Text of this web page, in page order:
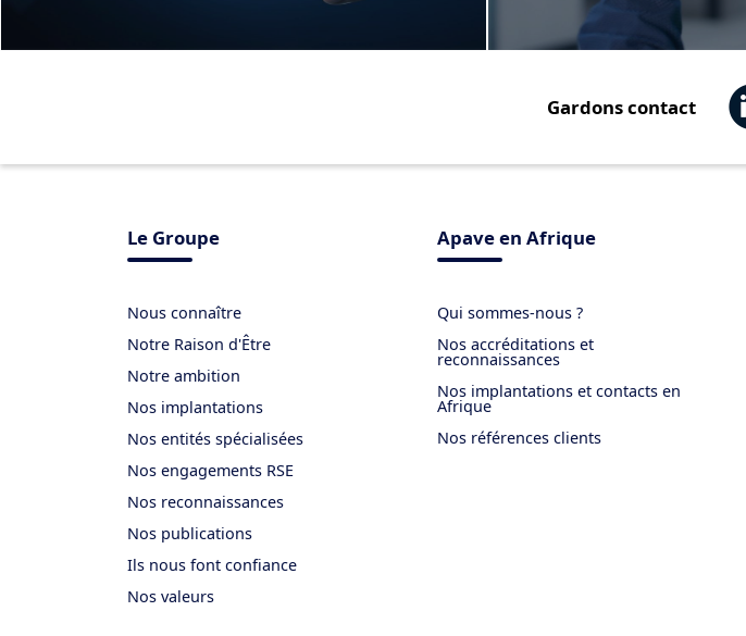
Gardons contact
Le Groupe
Nous connaître
Notre Raison d'Être
Notre ambition
Nos implantations
Nos entités spécialisées
Nos engagements RSE
Nos reconnaissances
Nos publications
Ils nous font confiance
Nos valeurs
Apave en Afrique
Qui sommes-nous ?
Nos accréditations et
reconnaissances
Nos implantations et contacts en
Afrique
Nos références clients